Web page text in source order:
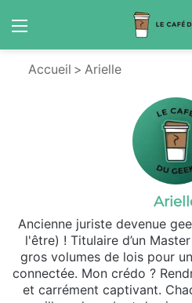
Accueil > Arielle
Ancienne juriste devenue
l'être) ! Titulaire d’un
gros volumes de lois pour
connectée. Mon crédo ?
et carrément captivant.